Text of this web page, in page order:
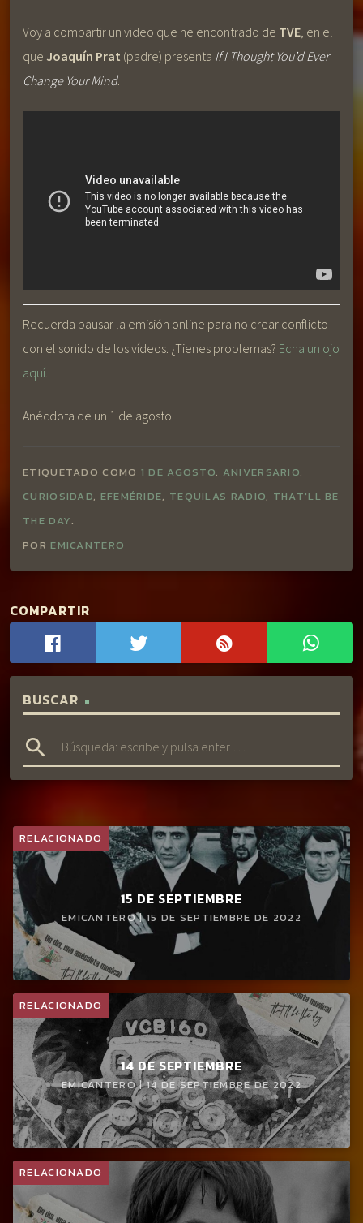
Voy a compartir un video que he encontrado de TVE, en el
que Joaquín Prat (padre) presenta If I Thought You’d Ever
Change Your Mind.
Recuerda pausar la emisión online para no crear conflicto
con el sonido de los vídeos. ¿Tienes problemas? Echa un ojo
aquí.
Anécdota de un 1 de agosto.
ETIQUETADO COMO 1 DE AGOSTO, ANIVERSARIO,
CURIOSIDAD, EFEMÉRIDE, TEQUILAS RADIO, THAT'LL BE
THE DAY.
POREMICANTERO
COMPARTIR
BUSCAR
search
RELACIONADO
15 DE SEPTIEMBRE
EMICANTERO | 15 DE SEPTIEMBRE DE 2022
RELACIONADO
14 DE SEPTIEMBRE
EMICANTERO | 14 DE SEPTIEMBRE DE 2022
RELACIONADO